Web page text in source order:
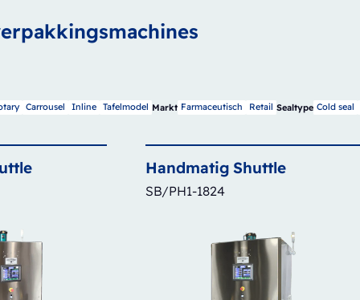
Carrousel Inline Tafelmodel Markt Farmaceutisch Retail Sealtype Cold seal
Handmatig Shuttle
SB/PH1-1824